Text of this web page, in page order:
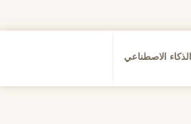
الذكاء الاصطناعي